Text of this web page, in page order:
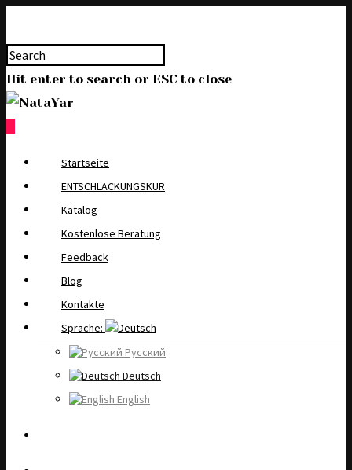
Hit enter to search or ESC to close
Startseite
ENTSCHLACKUNGSKUR
Katalog
Kostenlose Beratung
Feedback
Blog
Kontakte
Sprache:
Русский
Deutsch
English